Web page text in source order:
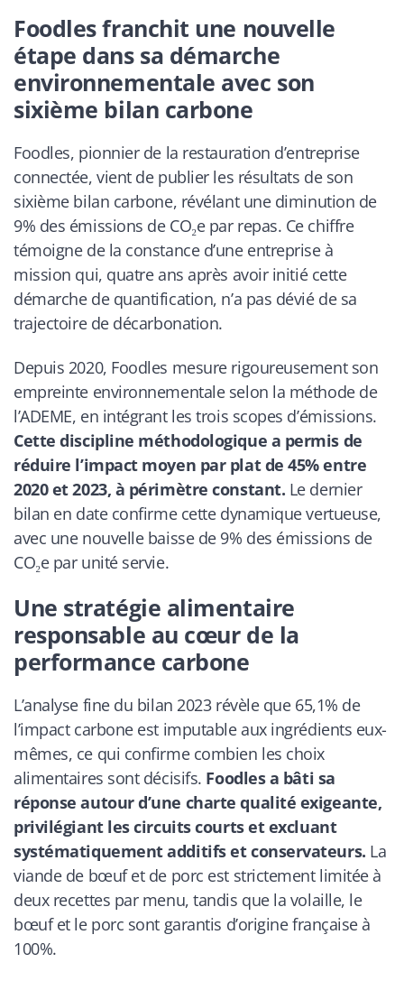
Foodles franchit une nouvelle
étape dans sa démarche
environnementale avec son
sixième bilan carbone
Foodles, pionnier de la restauration d’entreprise
connectée, vient de publier les résultats de son
sixième bilan carbone, révélant une diminution de
9% des émissions de CO₂e par repas. Ce chiffre
témoigne de la constance d’une entreprise à
mission qui, quatre ans après avoir initié cette
démarche de quantification, n’a pas dévié de sa
trajectoire de décarbonation.
Depuis 2020, Foodles mesure rigoureusement son
empreinte environnementale selon la méthode de
l’ADEME, en intégrant les trois scopes d’émissions.
Cette discipline méthodologique a permis de
réduire l’impact moyen par plat de 45% entre
2020 et 2023, à périmètre constant. Le dernier
bilan en date confirme cette dynamique vertueuse,
avec une nouvelle baisse de 9% des émissions de
CO₂e par unité servie.
Une stratégie alimentaire
responsable au cœur de la
performance carbone
L’analyse fine du bilan 2023 révèle que 65,1% de
l’impact carbone est imputable aux ingrédients eux-
mêmes, ce qui confirme combien les choix
alimentaires sont décisifs. Foodles a bâti sa
réponse autour d’une charte qualité exigeante,
privilégiant les circuits courts et excluant
systématiquement additifs et conservateurs. La
viande de bœuf et de porc est strictement limitée à
deux recettes par menu, tandis que la volaille, le
bœuf et le porc sont garantis d’origine française à
100%.